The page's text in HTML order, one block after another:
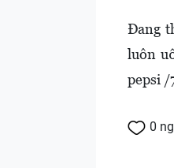
Đang
luôn
pepsi /
0